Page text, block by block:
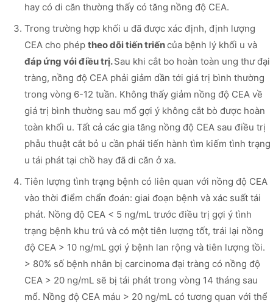
hay có di căn thường thấy có tăng nồng độ CEA.
Trong trường hợp khối u đã được xác định, định lượng
CEA cho phép theo dõi tiến triếncủa bệnh lý khối u và
đáp ứng vói điều trị.Sau khi cắt bo hoàn toàn ung thư đại
tràng, nồng độ CEA phải giảm dần tới giá trị bình thường
trong vòng 6-12 tuần. Không thấy giảm nồng độ CEA về
giá trị bình thường sau mổ gợi ý không cắt bò được hoàn
toàn khối u. Tất cả các gia tăng nồng độ CEA sau điều trị
phẫu thuật cắt bỏ u cần phái tiến hành tìm kiếm tình trạng
u tái phát tại chồ hay đã di căn ở xa.
Tiên lượng tình trạng bệnh có liên quan với nồng độ CEA
vào thời điểm chẩn đoán: giai đoạn bệnh và xác suất tái
phát. Nồng độ CEA < 5 ng/mL trước điều trị gợi ý tình
trạng bệnh khu trú và có một tiên lượng tốt, trái lại nồng
độ CEA > 10 ng/mL gợi ý bệnh lan rộng và tiên lượng tồi.
> 80% số bệnh nhân bị carcinoma đại tràng có nồng độ
CEA > 20 ng/mL sẽ bị tái phát trong vòng 14 tháng sau
mổ. Nồng độ CEA máu > 20 ng/mL có tương quan với thể